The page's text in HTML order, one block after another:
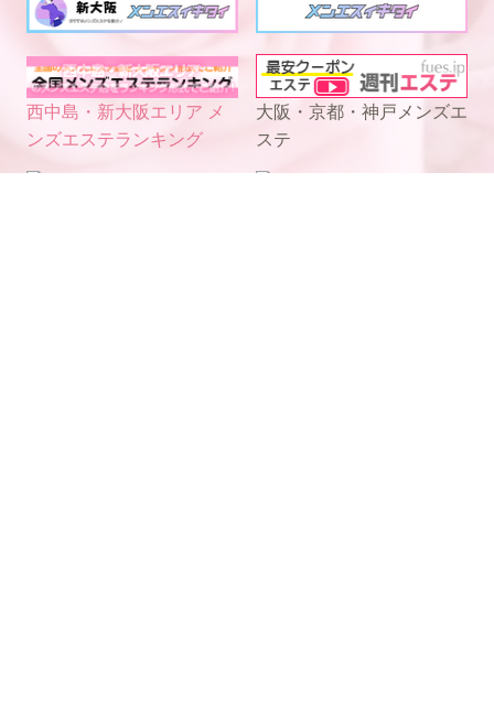
西中島・新大阪エリア メ
ンズエステランキング
大阪・京都・神戸メンズエ
ステ